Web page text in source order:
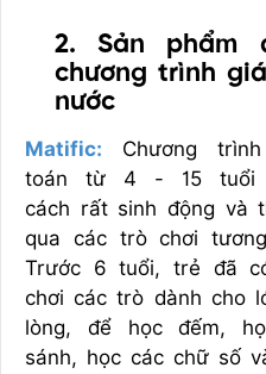
2. Sản phẩm
chương trình
nước
Matific: Chương
toán từ 4 - 15 tuổi
cách rất sinh động và
qua các trò chơi
Trước 6 tuổi, trẻ đã
chơi các trò dành cho
lòng, để học đếm,
sánh, học các chữ số